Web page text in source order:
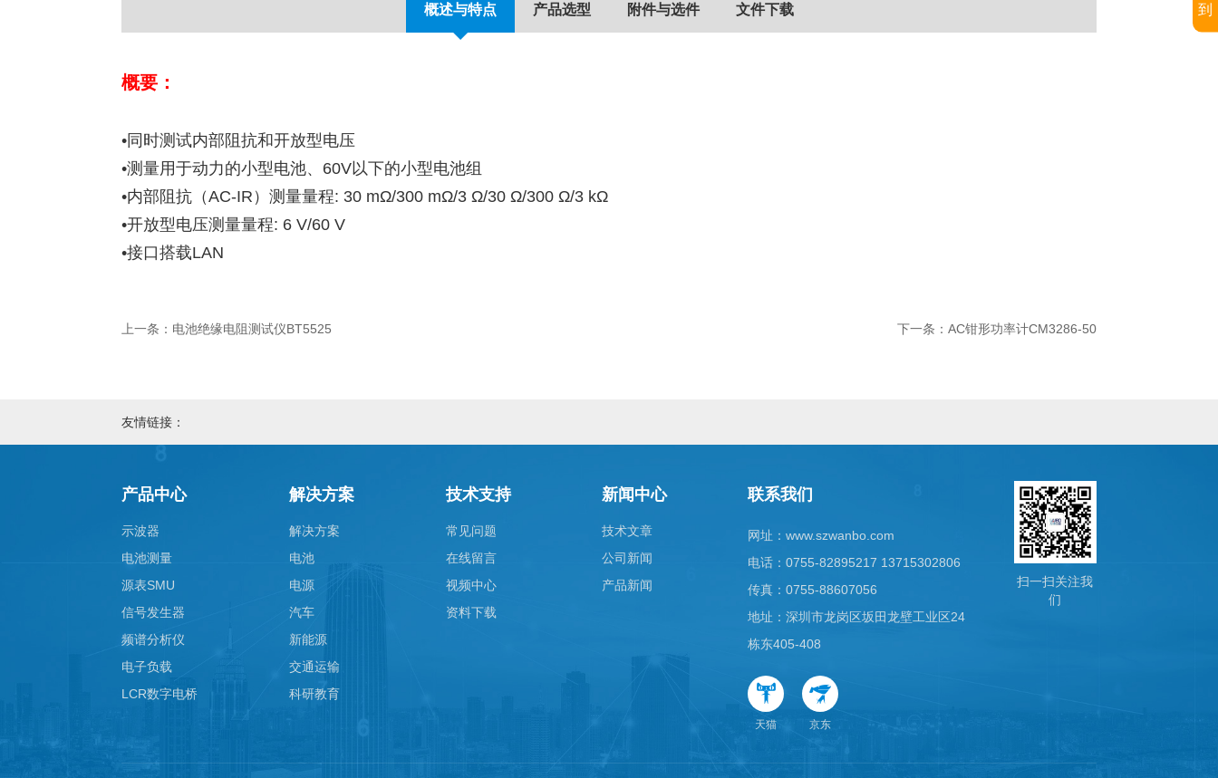
概述与特点 产品选型 附件与选件 文件下载
概要：
•同时测试内部阻抗和开放型电压
•测量用于动力的小型电池、60V以下的小型电池组
•内部阻抗（AC-IR）测量量程: 30 mΩ/300 mΩ/3 Ω/30 Ω/300 Ω/3 kΩ
•开放型电压测量量程: 6 V/60 V
•接口搭载LAN
上一条：电池绝缘电阻测试仪BT5525 下一条：AC钳形功率计CM3286-50
友情链接：
产品中心
示波器
电池测量
源表SMU
信号发生器
频谱分析仪
电子负载
LCR数字电桥
解决方案
解决方案
电池
电源
汽车
新能源
交通运输
科研教育
技术支持
常见问题
在线留言
视频中心
资料下载
新闻中心
技术文章
公司新闻
产品新闻
扫一扫关注我
们
联系我们
网址： www.szwanbo.com
电话：0755-82895217 13715302806
传真：0755-88607056
地址：深圳市龙岗区坂田龙壁工业区24
栋东405-408
天猫 京东
到